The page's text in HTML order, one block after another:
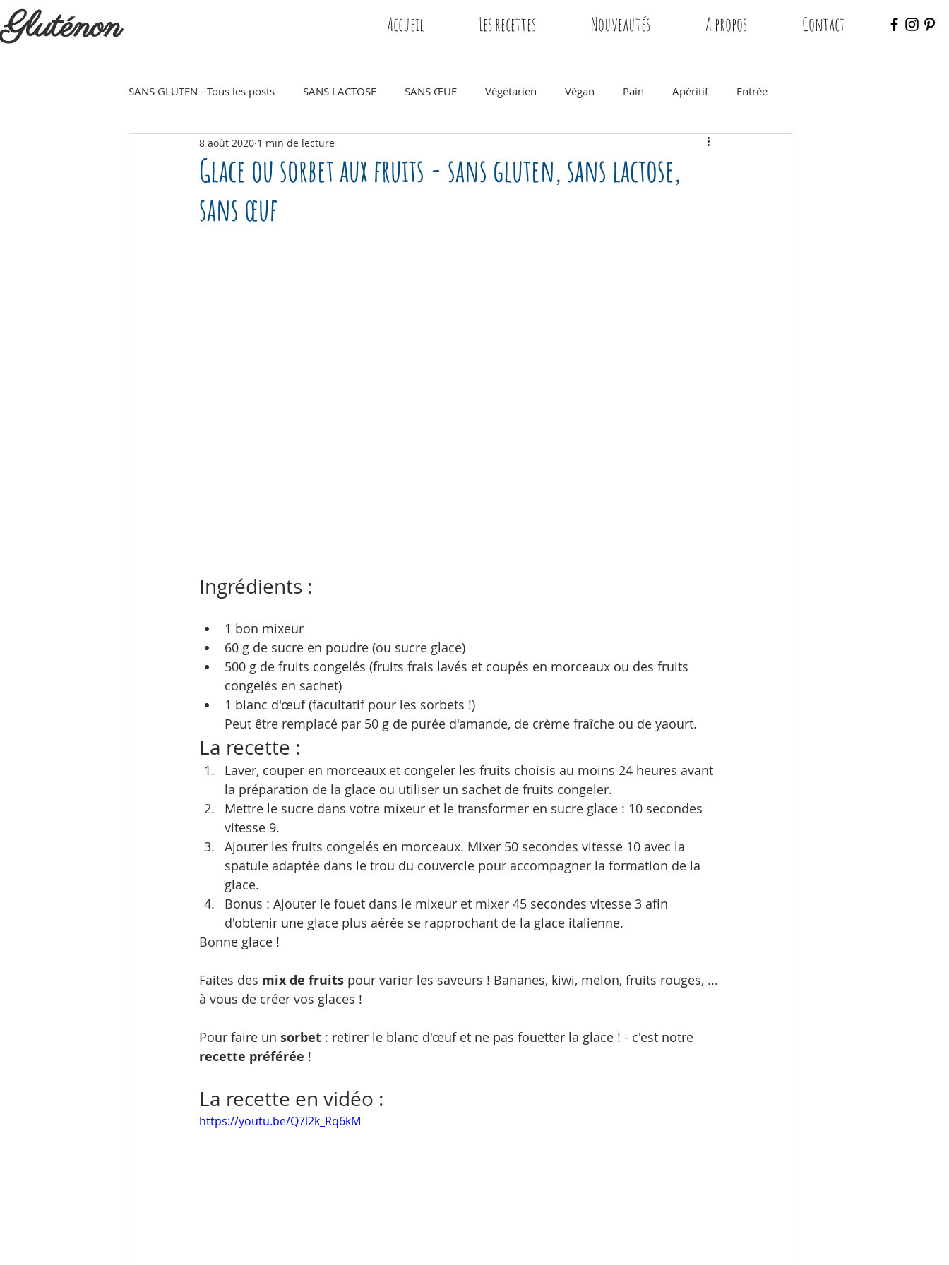
Gluténon Accueil Les recettes Nouveautés A propos Contact
SANS GLUTEN - Tous les posts SANS LACTOSE SANS ŒUF Végétarien Végan Pain Apéritif Entrée
Dessert Petit déjeuner Chocolat
Salé Noël
Glace ou sorbet aux fruits - sans gluten, sans lactose,
sans œuf
8 août 2020 1 min de lecture
Ingrédients :
​1 bon mixeur
60 g de sucre en poudre (ou sucre glace)
500 g de fruits congelés (fruits frais lavés et coupés en morceaux ou des fruits
congelés en sachet)
1 blanc d'œuf (facultatif pour les sorbets !)
Peut être remplacé par 50 g de purée d'amande, de crème fraîche ou de yaourt.
La recette :
​Laver, couper en morceaux et congeler les fruits choisis au moins 24 heures avant
la préparation de la glace ou utiliser un sachet de fruits congeler.
Mettre le sucre dans votre mixeur et le transformer en sucre glace : 10 secondes
vitesse 9.
Ajouter les fruits congelés en morceaux. Mixer 50 secondes vitesse 10 avec la
spatule adaptée dans le trou du couvercle pour accompagner la formation de la
glace.
Bonus : Ajouter le fouet dans le mixeur et mixer 45 secondes vitesse 3 afin
d'obtenir une glace plus aérée se rapprochant de la glace italienne.
Bonne glace !
Faites des mix de fruits pour varier les saveurs ! Bananes, kiwi, melon, fruits rouges, ...
à vous de créer vos glaces !
Pour faire un sorbet : retirer le blanc d'œuf et ne pas fouetter la glace ! - c'est notre
recette préférée !
La recette en vidéo :
https://youtu.be/Q7l2k_Rq6kM